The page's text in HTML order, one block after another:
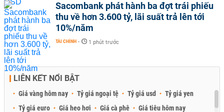
Sacombank phát hành ba đợt trái phiếu
thu về hơn 3.600 tỷ, lãi suất trả lên tới
10%/năm
TÀI CHÍNH - 1 phút trước
LIÊN KẾT NỔI BẬT
Giá vàng hôm nay Tỷ giá ngoại tệ Tỷ giá usd
Tỷ giá yen
Tỷ giá euro
Giá heo hơi Giá cà phê Giá tiêu hôm nay